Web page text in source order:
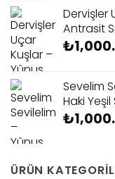
Dervişler
Antrasit
₺
Sevelim
Haki
₺
ÜRÜN